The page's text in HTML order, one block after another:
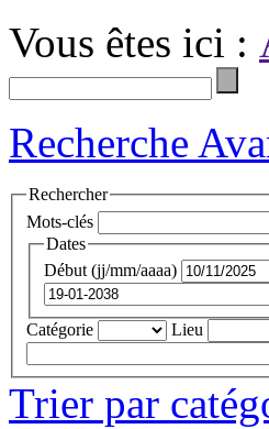
Vous êtes ici :
Recherche
Rechercher
Mots-clés
Dates
Début (jj/mm/aaaa)
Catégorie
Lieu
Trier par